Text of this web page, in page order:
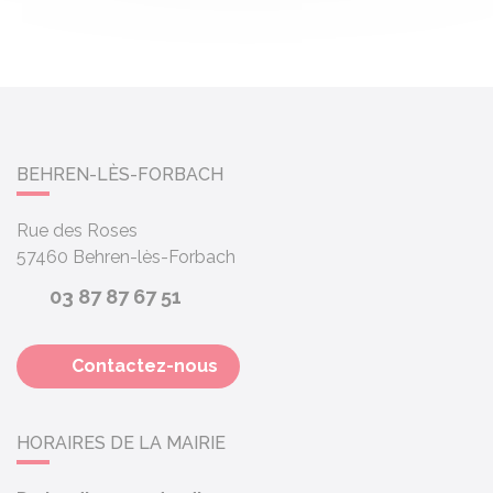
BEHREN-LÈS-FORBACH
Rue des Roses
57460 Behren-lès-Forbach
03 87 87 67 51
Contactez-nous
HORAIRES DE LA MAIRIE